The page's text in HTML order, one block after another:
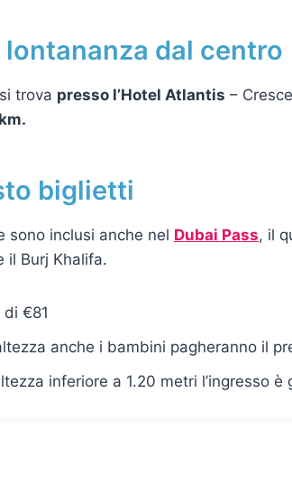
lontananza dal centro
trova presso l’Hotel Atlantis –
biglietti
sono inclusi anche nel Dubai Pass, il
il Burj Khalifa.
€81
anche i bambini pagheranno il
inferiore a 1.20 metri l’ingresso è